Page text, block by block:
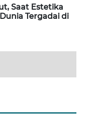
Saat Estetika
Tergadai di